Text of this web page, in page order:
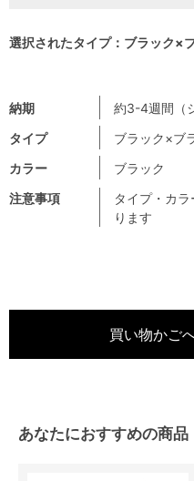
注意事項
タイプ・カ
ります
納期
約3-4週間（
タイプ
ブラック×ブ
カラー
ブラック
選択されたタイプ：ブラック×
あなたにおすすめの商品